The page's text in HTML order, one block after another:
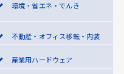
環境・省エネ・でんき
不動産・オフィス移転・内装
産業用ハードウェア